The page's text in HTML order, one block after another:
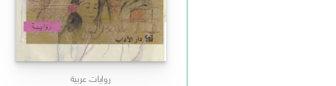
روايات عربية